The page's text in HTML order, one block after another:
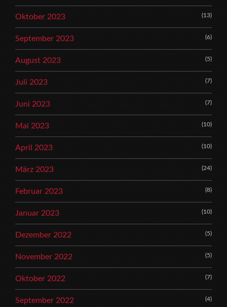
Oktober 2023 (13)
September 2023 (6)
August 2023 (5)
Juli 2023 (7)
Juni 2023 (7)
Mai 2023 (10)
April 2023 (10)
März 2023 (24)
Februar 2023 (8)
Januar 2023 (10)
Dezember 2022 (5)
November 2022 (5)
Oktober 2022 (7)
September 2022 (4)